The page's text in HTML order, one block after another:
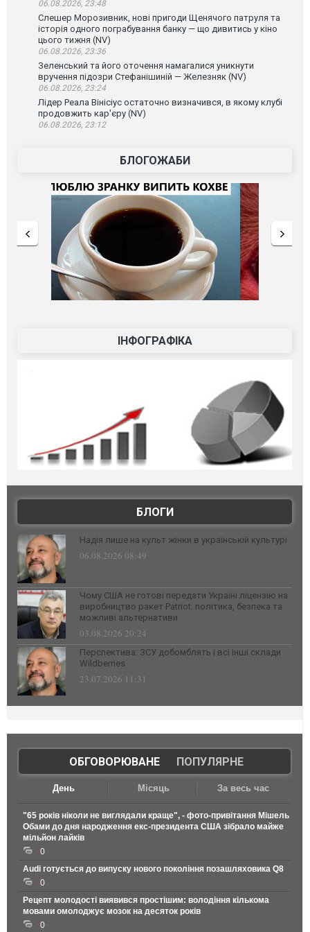
06.08.2026, 23:48
Слешер Морозивник, нові пригоди Щенячого патруля та
історія одного пограбування банку — що дивитись у кіно
цього тижня (NV)
06.08.2026, 23:36
Зеленський та його оточення намагалися уникнути
вручення підозри Стефанішиній — Железняк (NV)
06.08.2026, 23:24
Лідер Реала Вінісіус остаточно визначився, в якому клубі
продовжить кар'єру (NV)
06.08.2026, 23:12
БЛОГОЖАБИ
ІНФОГРАФІКА
БЛОГИ
Надія лише на культ жінки в українській культурі
06.08.2026 08:49
Чому США не готові передати Україні ліцензію на
виробництво ракет Patriot: політика, безпека та
можливі альтернативи
03.08.2026 20:24
Перспектива: ЗСУ добомблять і всі інші склади
Wildberries
23.07.2026 11:31
ОБГОВОРЮВАНЕ| ПОПУЛЯРНЕ
День Місяць За весь час
"65 років ніколи не виглядали краще", - фото-привітання Мішель
Обами до дня народження екс-президента США зібрало майже
мільйон лайків
0
Audi готується до випуску нового покоління позашляховика Q8
0
Рецепт молодості виявився простішим: володіння кількома
мовами омолоджує мозок на десяток років
0